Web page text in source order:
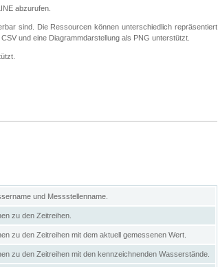
abzurufen.
sind. Die Ressourcen können unterschiedlich repräsentiert
und eine Diagrammdarstellung als PNG unterstützt.
und Messstellenname.
zu den Zeitreihen.
zu den Zeitreihen mit dem aktuell gemessenen Wert.
zu den Zeitreihen mit den kennzeichnenden Wasserstände.